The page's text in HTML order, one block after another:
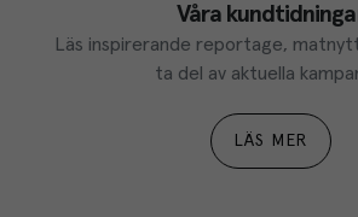
Våra
Läs inspirerande reportage,
ta del av aktuella
LÄS MER